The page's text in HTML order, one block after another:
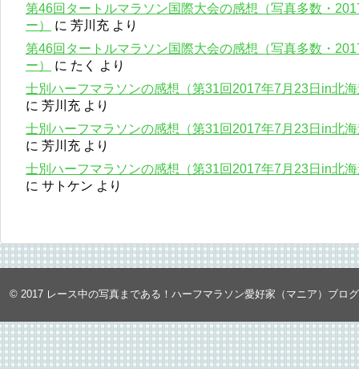
第46回タートルマラソン国際大会の感想（写真多数・
ー）
に 芳川充 より
第46回タートルマラソン国際大会の感想（写真多数・
ー）
に たく
より
士別ハーフマラソンの感想（第31回2017年7月23日in北
に 芳川充 より
士別ハーフマラソンの感想（第31回2017年7月23日in北
に 芳川充 より
士別ハーフマラソンの感想（第31回2017年7月23日in北
に サトケン より
© 2017 レース中の写真まである！ハーフマラソン愛好家（マニア）ブロ